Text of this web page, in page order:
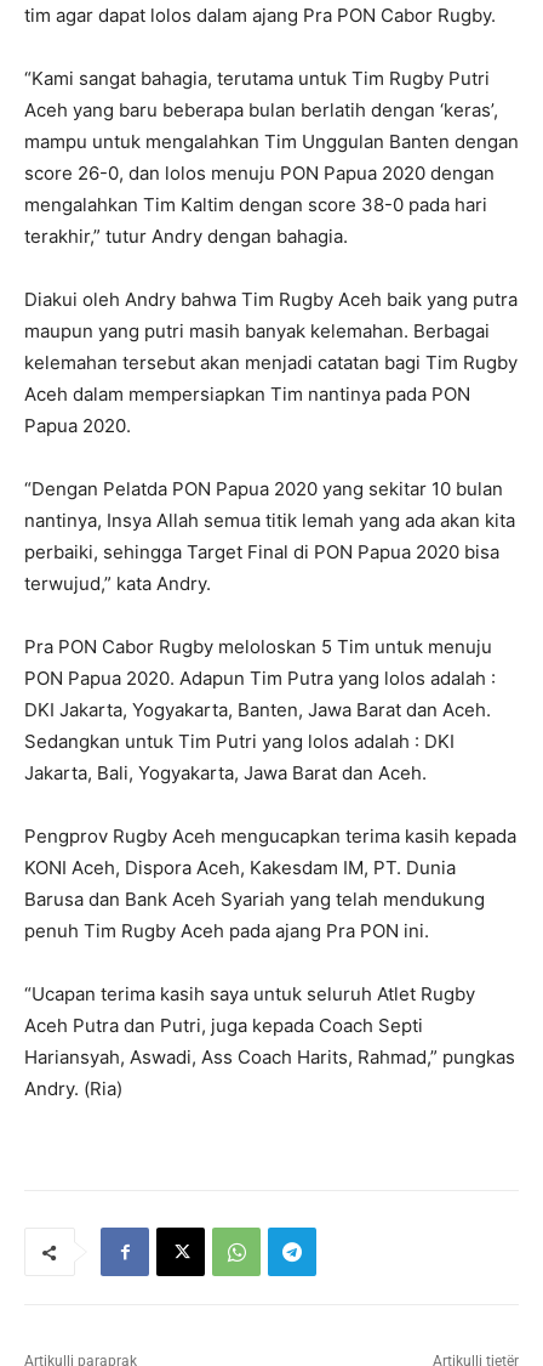
tim agar dapat lolos dalam ajang Pra PON Cabor Rugby.
“Kami sangat bahagia, terutama untuk Tim Rugby Putri
Aceh yang baru beberapa bulan berlatih dengan ‘keras’,
mampu untuk mengalahkan Tim Unggulan Banten dengan
score 26-0, dan lolos menuju PON Papua 2020 dengan
mengalahkan Tim Kaltim dengan score 38-0 pada hari
terakhir,” tutur Andry dengan bahagia.
Diakui oleh Andry bahwa Tim Rugby Aceh baik yang putra
maupun yang putri masih banyak kelemahan. Berbagai
kelemahan tersebut akan menjadi catatan bagi Tim Rugby
Aceh dalam mempersiapkan Tim nantinya pada PON
Papua 2020.
“Dengan Pelatda PON Papua 2020 yang sekitar 10 bulan
nantinya, Insya Allah semua titik lemah yang ada akan kita
perbaiki, sehingga Target Final di PON Papua 2020 bisa
terwujud,” kata Andry.
Pra PON Cabor Rugby meloloskan 5 Tim untuk menuju
PON Papua 2020. Adapun Tim Putra yang lolos adalah :
DKI Jakarta, Yogyakarta, Banten, Jawa Barat dan Aceh.
Sedangkan untuk Tim Putri yang lolos adalah : DKI
Jakarta, Bali, Yogyakarta, Jawa Barat dan Aceh.
Pengprov Rugby Aceh mengucapkan terima kasih kepada
KONI Aceh, Dispora Aceh, Kakesdam IM, PT. Dunia
Barusa dan Bank Aceh Syariah yang telah mendukung
penuh Tim Rugby Aceh pada ajang Pra PON ini.
“Ucapan terima kasih saya untuk seluruh Atlet Rugby
Aceh Putra dan Putri, juga kepada Coach Septi
Hariansyah, Aswadi, Ass Coach Harits, Rahmad,” pungkas
Andry. (Ria)
Artikulli paraprak Artikulli tjetër